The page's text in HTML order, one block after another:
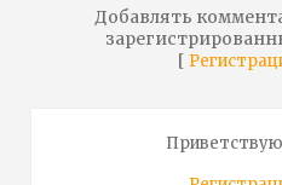
Добавлять
[